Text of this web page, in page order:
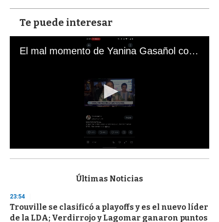
Te puede interesar
El mal momento de Yanina Gasañol con un hincha argentino en "Subrayado"
s
d
s
o
Últimas Noticias
23:54
Trouville se clasificó a playoffs y es el nuevo líder
de la LDA; Verdirrojo y Lagomar ganaron puntos